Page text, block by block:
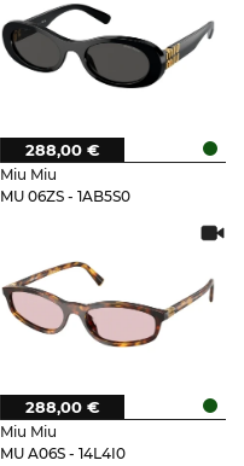
Miu Miu
MU 06ZS - 1AB5S0
288,00 €
Miu Miu
MU A06S - 14L4I0
288,00 €